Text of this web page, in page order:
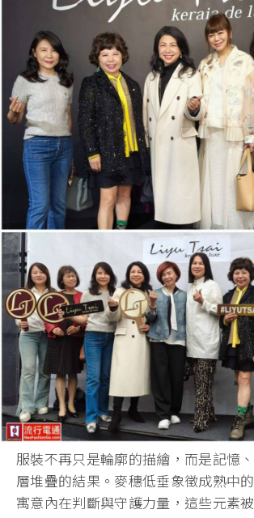
服裝不再只是輪廓的描繪，而是記憶
層堆疊的結果。麥穗低垂象徵成熟中
寓意內在判斷與守護力量，這些元素